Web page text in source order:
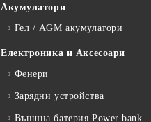
Акумулатори
Гел / AGM акумулатори
Електроника и Аксесоари
Фенери
Зарядни устройства
Външна батерия Power bank